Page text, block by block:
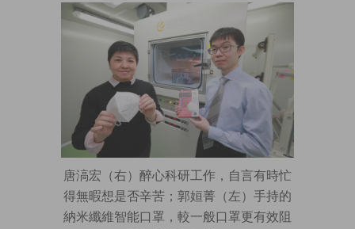
唐滈宏（右）醉心科研工作，自言有時忙
得無暇想是否辛苦；郭姮菁（左）手持的
納米纖維智能口罩，較一般口罩更有效阻